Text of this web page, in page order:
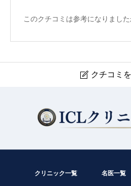
このクチコミは参考になりました
 クチコミ
現在クチコミは投稿
クリニック一覧 名医一覧